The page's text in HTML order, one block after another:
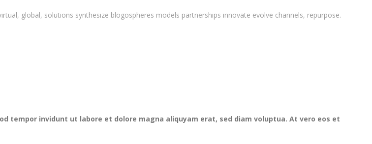
global, solutions synthesize blogospheres models partnerships innovate evolve channels, repurpose.
tempor invidunt ut labore et dolore magna aliquyam erat, sed diam voluptua. At vero eos et